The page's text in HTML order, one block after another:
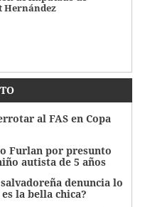
Hernández
al FAS en Copa
Furlan por presunto
autista de 5 años
denuncia lo
la bella chica?